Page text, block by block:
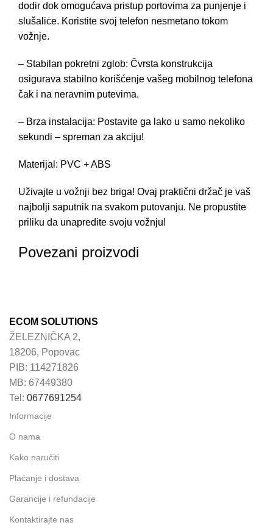
dodir dok omogućava pristup portovima za punjenje i
slušalice. Koristite svoj telefon nesmetano tokom
vožnje.
– Stabilan pokretni zglob: Čvrsta konstrukcija
osigurava stabilno korišćenje vašeg mobilnog telefona
čak i na neravnim putevima.
– Brza instalacija: Postavite ga lako u samo nekoliko
sekundi – spreman za akciju!
Materijal: PVC + ABS
Uživajte u vožnji bez briga! Ovaj praktični držač je vaš
najbolji saputnik na svakom putovanju. Ne propustite
priliku da unapredite svoju vožnju!
Povezani proizvodi
ECOM SOLUTIONS
ŽELEZNIČKA 2,
18206, Popovac
PIB: 114271826
MB: 67449380
Tel: 0677691254
Informacije
O nama
Kako naručiti
Plaćanje i dostava
Garancije i refundacije
Kontaktirajte nas